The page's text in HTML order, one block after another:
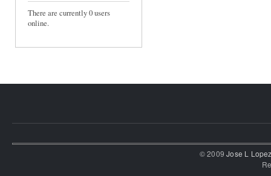
There are currently 0 users
online.
© 2009Jose L